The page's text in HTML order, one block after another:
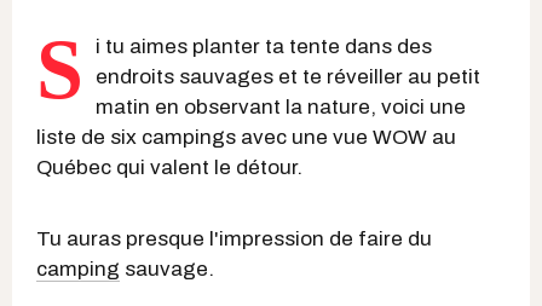
S
i tu aimes planter ta tente dans des
endroits sauvages et te réveiller au petit
matin en observant la nature, voici une
liste de six campings avec une vue WOW au
Québec qui valent le détour.
Tu auras presque l'impression de faire du
camping sauvage.